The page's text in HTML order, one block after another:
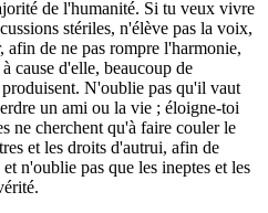
de l'humanité. Si tu veux vivre
stériles, n'élève pas la voix,
afin de ne pas rompre l'harmonie,
cause d'elle, beaucoup de
N'oublie pas qu'il vaut
un ami ou la vie ; éloigne-toi
ne cherchent qu'à faire couler le
et les droits d'autrui, afin de
n'oublie pas que les ineptes et les